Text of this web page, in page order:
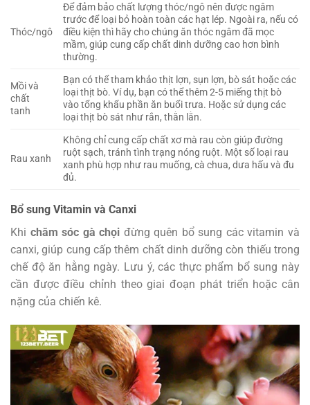
Thóc/ngô
Để đảm bảo chất lượng thóc/ngô nên được ngâm
trước để loại bỏ hoàn toàn các hạt lép. Ngoài ra, nếu có
điều kiện thì hãy cho chúng ăn thóc ngâm đã mọc
mầm, giúp cung cấp chất dinh dưỡng cao hơn bình
thường.
Mồi và
chất
tanh
Bạn có thể tham khảo thịt lợn, sụn lợn, bò sát hoặc các
loại thịt bò. Ví dụ, bạn có thể thêm 2-5 miếng thịt bò
vào tổng khẩu phần ăn buổi trưa. Hoặc sử dụng các
loại thịt bò sát như rắn, thằn lằn.
Rau xanh
Không chỉ cung cấp chất xơ mà rau còn giúp đường
ruột sạch, tránh tình trạng nóng ruột. Một số loại rau
xanh phù hợp như rau muống, cà chua, dưa hấu và đu
đủ.
Bổ sung Vitamin và Canxi
Khi chăm sóc gà chọi đừng quên bổ sung các vitamin và
canxi, giúp cung cấp thêm chất dinh dưỡng còn thiếu trong
chế độ ăn hằng ngày. Lưu ý, các thực phẩm bổ sung này
cần được điều chỉnh theo giai đoạn phát triển hoặc cân
nặng của chiến kê.